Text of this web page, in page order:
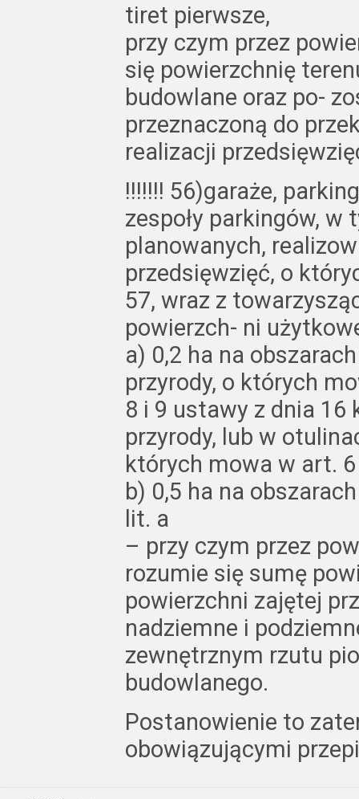
tiret pierwsze,
przy czym przez
się powierzchnię
budowlane oraz po-
przeznaczoną do
realizacji
!!!!!!! 56)garaże,
zespoły parkingów, w
planowanych,
przedsięwzięć, o
57, wraz z
powierzch- ni
a) 0,2 ha na
przyrody, o których
8 i 9 ustawy z dnia 16
przyrody, lub w
których mowa w art.
b) 0,5 ha na
lit. a
– przy czym przez
rozumie się sumę
powierzchni zajętej
nadziemne i
zewnętrznym rzutu
budowlanego.
Postanowienie to
obowiązującymi